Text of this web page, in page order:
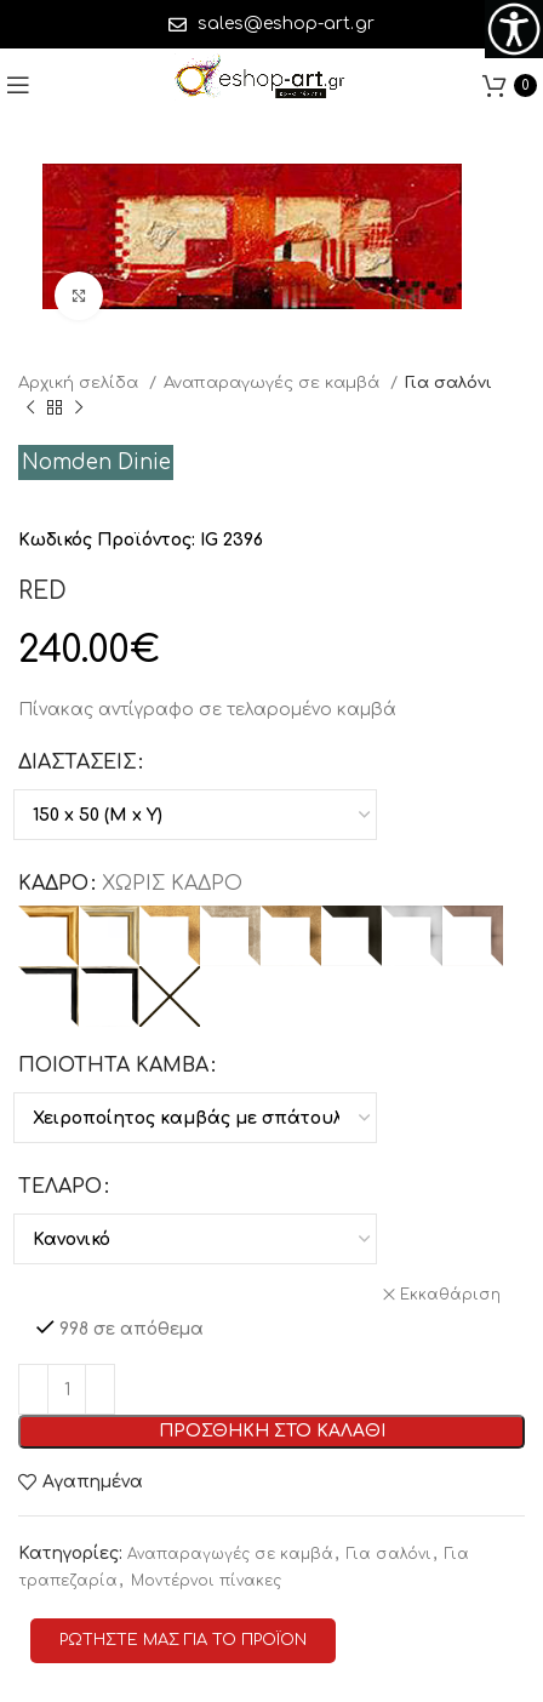
sales@eshop-art.gr
0
Click to enlarge
Αρχική σελίδα Αναπαραγωγές σε καμβά Για σαλόνι
Nomden Dinie
Κωδικός Προϊόντος: IG 2396
RED
240.00€
Πίνακας αντίγραφο σε τελαρομένο καμβά
ΔΙΑΣΤΑΣΕΙΣ
ΚΑΔΡΟ ΧΩΡΙΣ ΚΑΔΡΟ
ΠΟΙΟΤΗΤΑ ΚΑΜΒΑ
ΤΕΛΑΡΟ
Εκκαθάριση
998 σε απόθεμα
ΠΡΟΣΘΗΚΗ ΣΤΟ ΚΑΛΑΘΙ
Αγαπημένα
Κατηγορίες: Αναπαραγωγές σε καμβά , Για σαλόνι ,
Για
τραπεζαρία , Μοντέρνοι πίνακες
ΡΩΤΗΣΤΕ ΜΑΣ ΓΙΑ ΤΟ ΠΡΟΪΟΝ